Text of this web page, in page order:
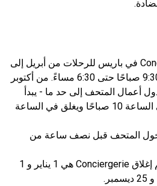
تفتح مباني Conciergerie في باريس للرحلات من أبريل إلى
سبتمبر من الساعة 9:30 صباحًا حتى 6:30 مساءً. من أكتوبر
أعمال المتحف إلى حد ما - يبدأ
استقبال الضيوف في الساعة 10 صباحًا ويغلق في الساعة
دخول المتحف قبل نصف ساعة من
أيام العطلة عندما يتم إغلاق Conciergerie هي 1 يناير و 1